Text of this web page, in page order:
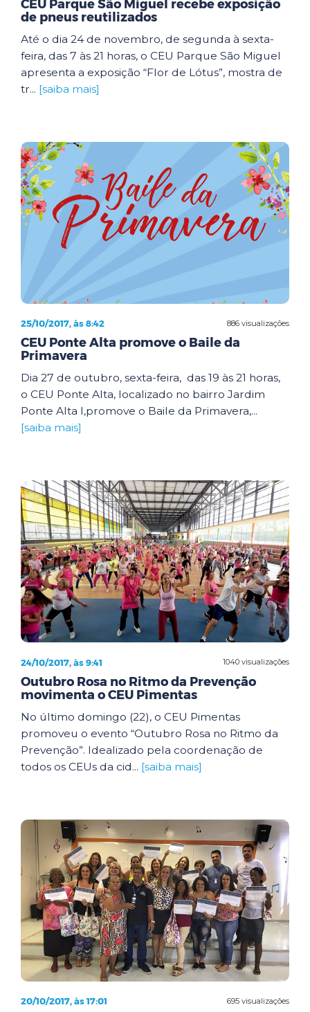
CEU Parque São Miguel recebe exposição
de pneus reutilizados
Até o dia 24 de novembro, de segunda à sexta-
feira, das 7 às 21 horas, o CEU Parque São Miguel
apresenta a exposição “Flor de Lótus”, mostra de
tr... [saiba mais]
886 visualizações
25/10/2017, às 8:42
CEU Ponte Alta promove o Baile da
Primavera
Dia 27 de outubro, sexta-feira, das 19 às 21 horas,
o CEU Ponte Alta, localizado no bairro Jardim
Ponte Alta I,promove o Baile da Primavera,...
[saiba mais]
1040 visualizações
24/10/2017, às 9:41
Outubro Rosa no Ritmo da Prevenção
movimenta o CEU Pimentas
No último domingo (22), o CEU Pimentas
promoveu o evento “Outubro Rosa no Ritmo da
Prevenção”. Idealizado pela coordenação de
todos os CEUs da cid... [saiba mais]
695 visualizações
20/10/2017, às 17:01